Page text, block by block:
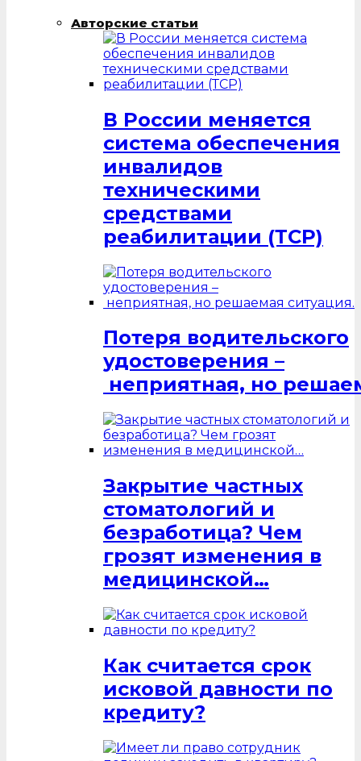
Авторские статьи
В России меняется
система обеспечения
инвалидов
техническими
средствами
реабилитации (ТСР)
Потеря водительского
удостоверения –
неприятная, но
Закрытие частных
стоматологий и
безработица? Чем
грозят изменения в
медицинской…
Как считается срок
исковой давности по
кредиту?